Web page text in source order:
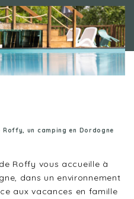
Roffy, un camping en Dordogne
Roffy vous accueille à
dans un environnement
aux vacances en famille